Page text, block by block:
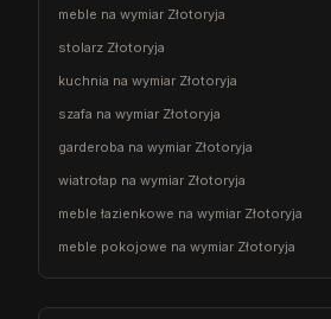
meble na wymiar Złotoryja
stolarz Złotoryja
kuchnia na wymiar Złotoryja
szafa na wymiar Złotoryja
garderoba na wymiar Złotoryja
wiatrołap na wymiar Złotoryja
meble łazienkowe na wymiar Złotoryja
meble pokojowe na wymiar Złotoryja